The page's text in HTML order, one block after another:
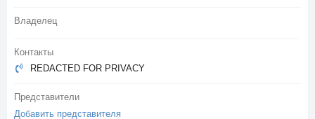
Владелец
Контакты
REDACTED FOR PRIVACY
Представители
Добавить представителя